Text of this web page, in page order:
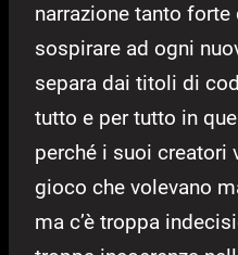
narrazione tanto
sospirare ad ogni
separa dai titoli di
tutto e per tutto in
perché i suoi creatori
gioco che volevano
ma c’è troppa